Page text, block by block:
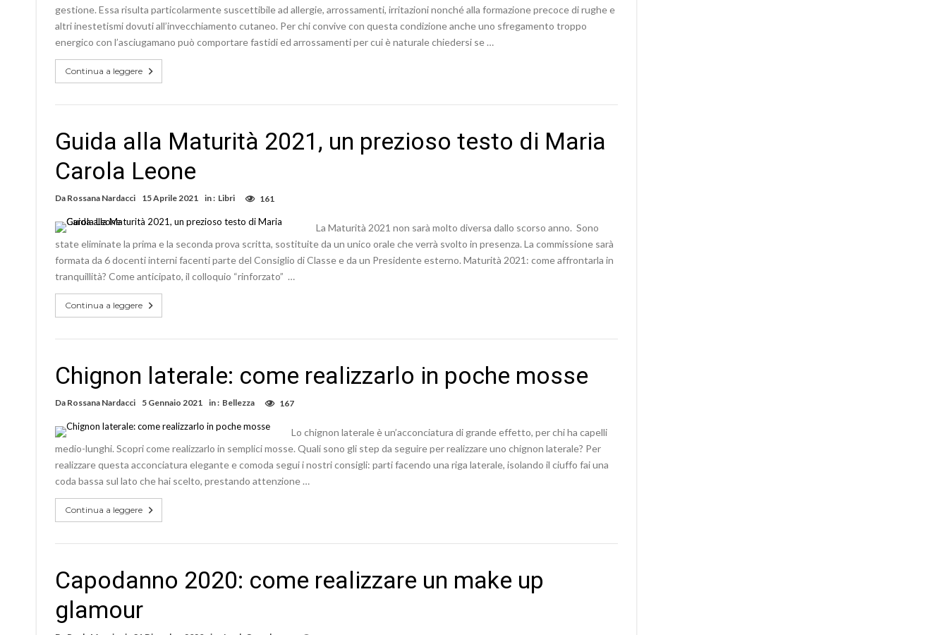
gestione. Essa risulta particolarmente suscettibile ad allergie, arrossamenti, irritazioni nonché alla formazione precoce di rughe e
altri inestetismi dovuti all’invecchiamento cutaneo. Per chi convive con questa condizione anche uno sfregamento troppo
energico con l’asciugamano può comportare fastidi ed arrossamenti per cui è naturale chiedersi se …
Continua a leggere
Guida alla Maturità 2021, un prezioso testo di Maria
Carola Leone
Da Rossana Nardacci 15 Aprile 2021 in : Libri 161
La Maturità 2021 non sarà molto diversa dallo scorso anno. Sono
state eliminate la prima e la seconda prova scritta, sostituite da un unico orale che verrà svolto in presenza. La commissione sarà
formata da 6 docenti interni facenti parte del Consiglio di Classe e da un Presidente esterno. Maturità 2021: come affrontarla in
tranquillità? Come anticipato, il colloquio “rinforzato” …
Continua a leggere
Chignon laterale: come realizzarlo in poche mosse
Da Rossana Nardacci 5 Gennaio 2021 in : Bellezza 167
Lo chignon laterale è un’acconciatura di grande effetto, per chi ha capelli
medio-lunghi. Scopri come realizzarlo in semplici mosse. Quali sono gli step da seguire per realizzare uno chignon laterale? Per
realizzare questa acconciatura elegante e comoda segui i nostri consigli: parti facendo una riga laterale, isolando il ciuffo fai una
coda bassa sul lato che hai scelto, prestando attenzione …
Continua a leggere
Capodanno 2020: come realizzare un make up
glamour